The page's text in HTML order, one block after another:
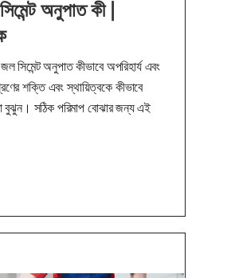
অনুপাত কী |
সিমেন্ট অনুপাত কীভাবে অপরিহার্য এবং
শক্তি এবং স্থায়িত্বকে কীভাবে
বুঝুন। সঠিক পরিমাপ বোঝার জন্য এই